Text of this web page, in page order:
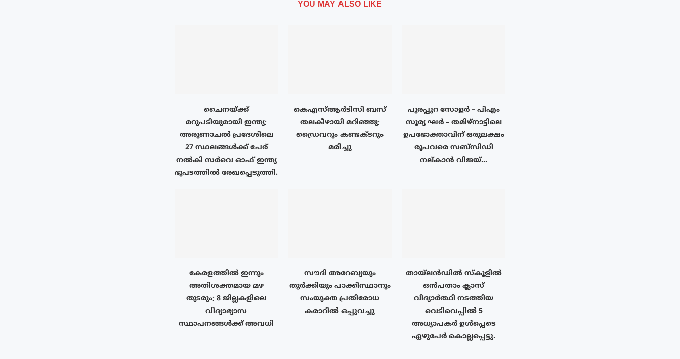
YOU MAY ALSO LIKE
ചൈനയ്ക്ക്
മറുപടിയുമായി ഇന്ത്യ;
അരുണാചൽ പ്രദേശിലെ
27 സ്ഥലങ്ങൾക്ക് പേര്
നൽകി സർവെ ഓഫ് ഇന്ത്യ
ഭൂപടത്തിൽ രേഖപ്പെടുത്തി.
കെഎസ്ആർടിസി ബസ്
തലകീഴായി മറിഞ്ഞു;
ഡ്രൈവറും കണ്ടക്ടറും
മരിച്ചു
പുരപ്പുറ സോളർ – പിഎം
സൂര്യ ഘർ – തമിഴ്നാട്ടിലെ
ഉപഭോക്താവിന് ഒരുലക്ഷം
രൂപവരെ സബ്സിഡി
നല്കാൻ വിജയ്...
കേരളത്തിൽ ഇന്നും
അതിശക്തമായ മഴ
തുടരും; 8 ജില്ലകളിലെ
വിദ്യാഭ്യാസ
സ്ഥാപനങ്ങൾക്ക് അവധി
സൗദി അറേബ്യയും
തുർക്കിയും പാക്കിസ്ഥാനും
സംയുക്ത പ്രതിരോധ
കരാറിൽ ഒപ്പുവച്ചു
തായ്‌ലൻഡിൽ സ്കൂളിൽ
ഒൻപതാം ക്ലാസ്
വിദ്യാർത്ഥി നടത്തിയ
വെടിവെപ്പിൽ 5
അധ്യാപകർ ഉൾപ്പെടെ
ഏഴുപേർ കൊല്ലപ്പെട്ടു.